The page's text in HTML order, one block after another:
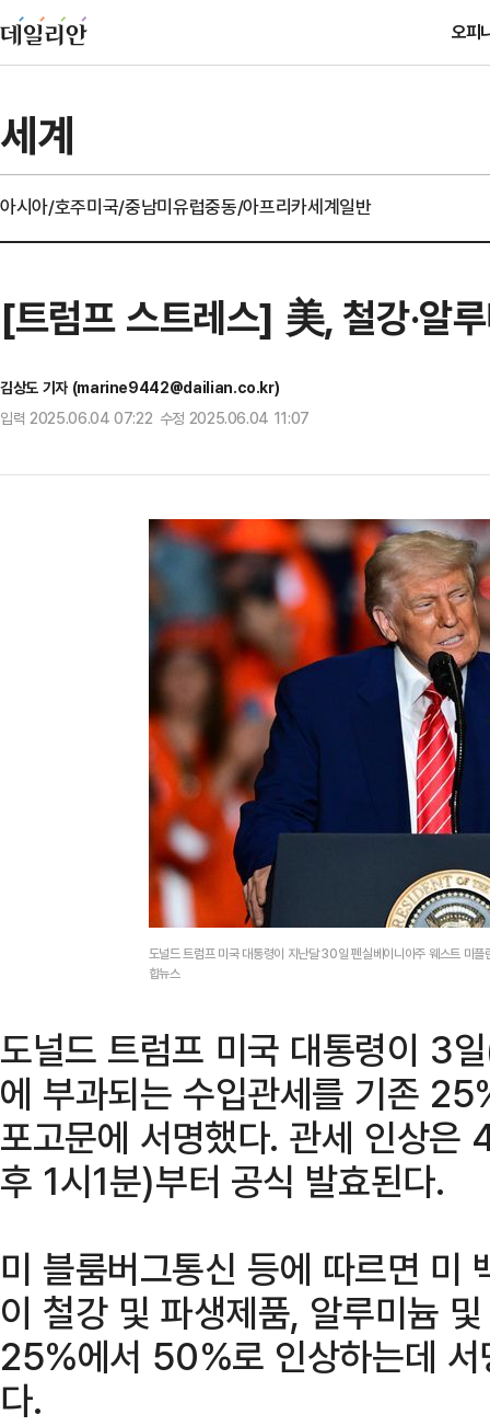
오피
세계
아시아/호주미국/중남미유럽중동/아프리카세계일반
[트럼프 스트레스] 美, 철강·알
김상도 기자 (marine9442@dailian.co.kr)
입력 2025.06.04 07:22 수정 2025.06.04 11:07
도널드 트럼프 미국 대통령이 지난달 30일 펜실베이니아주 웨스트 미
합뉴스
도널드 트럼프 미국 대통령이 3
에 부과되는 수입관세를 기존
포고문에 서명했다. 관세 인상
후 1시1분)부터 공식 발효된다.
미 블룸버그통신 등에 따르면 미
이 철강 및 파생제품, 알루미늄
25%에서 50%로 인상하는데 서
다.